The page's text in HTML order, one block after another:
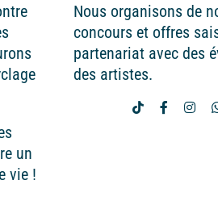
un
vie !
Nous organisons de
concours et offres
partenariat avec des
des artistes.